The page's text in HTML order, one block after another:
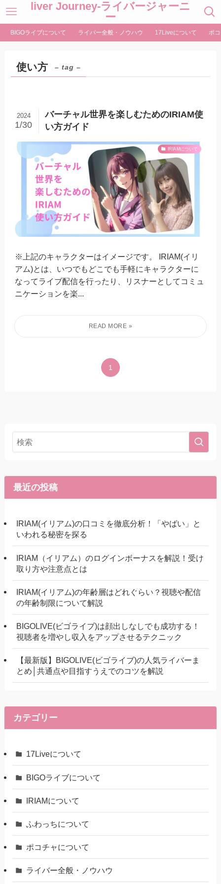
liver Journey-ライバージャーニ
ー
BIGOライブについて ライバー全般・ノウハウ 17Liveについて ポ
使い方 – tag –
バーチャル世界を楽しむためのIRIAM使
い方ガイド
2024
1/30
IRIAMについて
※上記のキャラクターはイメージです。 IRIAM(イリ
アム)とは、いつでもどこでも手軽にキャラクターに
なってライブ配信を行ったり、リスナーとしてコミュ
ニケーションを楽...
1
最近の投稿
IRIAM(イリアム)の口コミを徹底分析！「やばい」と
いわれる秘密を探る
IRIAM（イリアム）のログインボーナスを解説！受け
取り方や注意点とは
IRIAM(イリアム)の年齢層はどれぐらい？視聴や配信
の年齢制限について解説
BIGOLIVE(ビゴライブ)は顔出しなしでも成功する！
視聴者を増やし収入をアップさせるテクニック
【最新版】BIGOLIVE(ビゴライブ)の人気ライバーま
とめ│共通点や目指すうえでのコツを解説
カテゴリー
17Liveについて
BIGOライブについて
IRIAMについて
ふわっちについて
ポコチャについて
ライバー全般・ノウハウ